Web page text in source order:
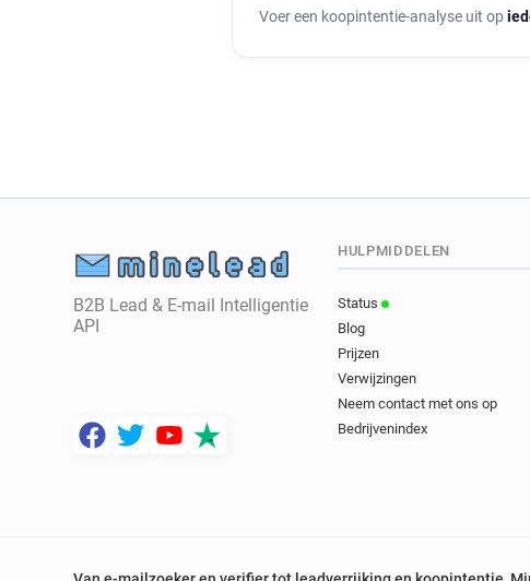
Voer een koopintentie-analyse uit op
B2B Lead & E-mail Intelligentie
API
HULPMIDDELEN
Status
Blog
Prijzen
Verwijzingen
Neem contact met ons op
Bedrijvenindex